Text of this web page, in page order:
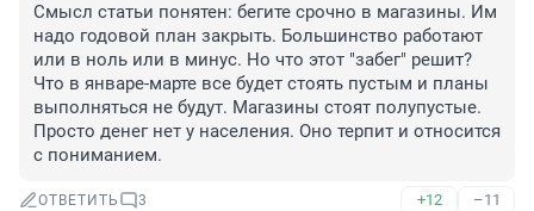
Смысл статьи понятен: бегите срочно в магазины. Им
надо годовой план закрыть. Большинство работают
или в ноль или в минус. Но что этот "забег" решит?
Что в январе-марте все будет стоять пустым и планы
выполняться не будут. Магазины стоят полупустые.
Просто денег нет у населения. Оно терпит и относится
с пониманием.
ОТВЕТИТЬ 3 +12 –11